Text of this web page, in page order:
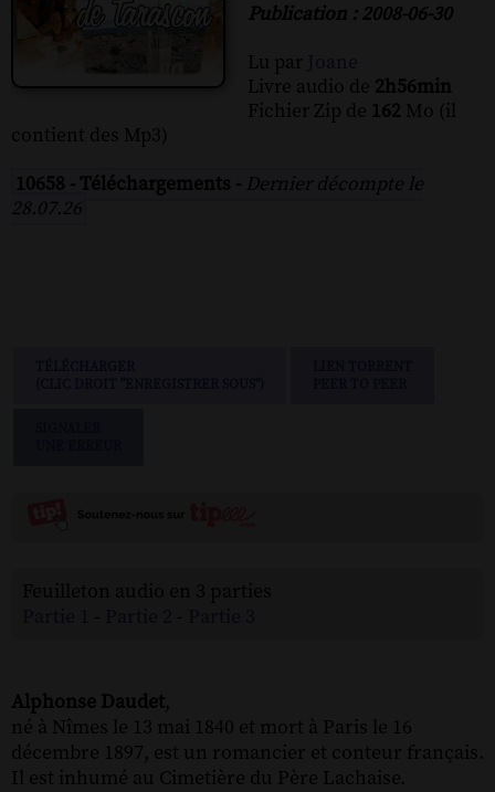
Publication : 2008-06-30
Lu par
Livre audio de 2h56min
Fichier Zip de 162 Mo (il
contient des Mp3)
10658 - Téléchargements - Dernier décompte le
28.07.26
Alphonse Daudet,
né à Nîmes le 13 mai 1840 et mort à Paris le 16
décembre 1897, est un romancier et conteur français.
Il est inhumé au Cimetière du Père Lachaise.